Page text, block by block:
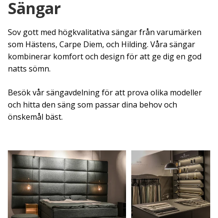
Sängar
Sov gott med högkvalitativa sängar från varumärken
som Hästens, Carpe Diem, och Hilding. Våra sängar
kombinerar komfort och design för att ge dig en god
natts sömn.
Besök vår sängavdelning för att prova olika modeller
och hitta den säng som passar dina behov och
önskemål bäst.